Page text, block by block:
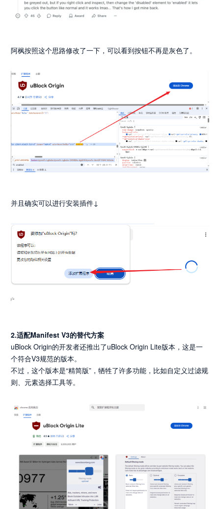
阿枫按照这个思路修改了一下，可以看到按钮不再是灰色了。
并且确实可以进行安装插件↓
2.适配Manifest V3的替代方案
uBlock Origin的开发者还推出了uBlock Origin Lite版本，这是一
个符合V3规范的版本。
不过，这个版本是“精简版”，牺牲了许多功能，比如自定义过滤规
则、元素选择工具等。